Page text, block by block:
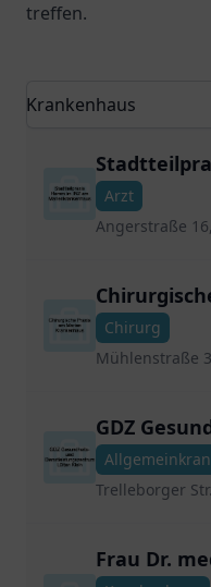
treffen.
Arzt
Angerstraße
Chirurg
Mühlenstraße
GDZ
Klein
Trelleborger
Frau Dr.